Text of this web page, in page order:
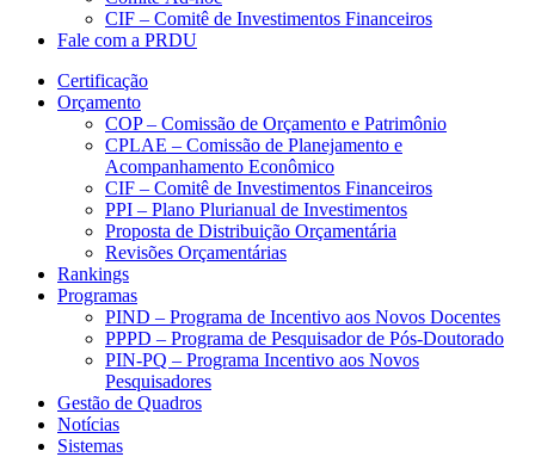
CIF – Comitê de Investimentos Financeiros
Fale com a PRDU
Certificação
Orçamento
COP – Comissão de Orçamento e Patrimônio
CPLAE – Comissão de Planejamento e
Acompanhamento Econômico
CIF – Comitê de Investimentos Financeiros
PPI – Plano Plurianual de Investimentos
Proposta de Distribuição Orçamentária
Revisões Orçamentárias
Rankings
Programas
PIND – Programa de Incentivo aos Novos Docentes
PPPD – Programa de Pesquisador de Pós-Doutorado
PIN-PQ – Programa Incentivo aos Novos
Pesquisadores
Gestão de Quadros
Notícias
Sistemas